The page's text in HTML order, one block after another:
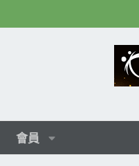
會員